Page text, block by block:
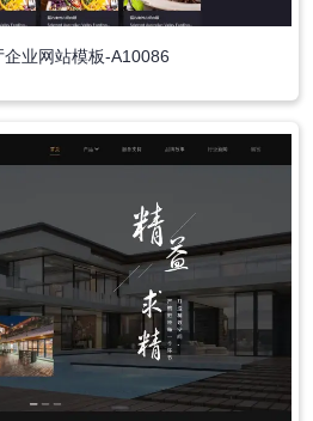
企业网站模板-A10086